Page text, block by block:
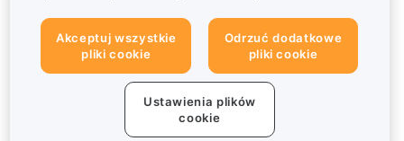
Akceptuj wszystkie
pliki cookie
Odrzuć dodatkowe
pliki cookie
Ustawienia plików
cookie